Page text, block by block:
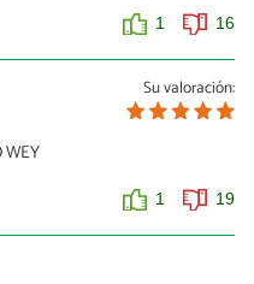
1 16
Su valoración:
1 19